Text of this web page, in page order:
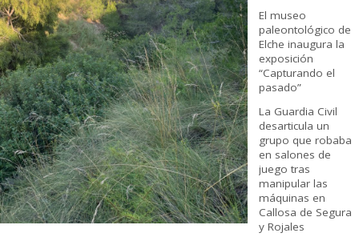
El museo
paleontológico de
Elche inaugura la
exposición
“Capturando el
pasado”
La Guardia Civil
desarticula un
grupo que robaba
en salones de
juego tras
manipular las
máquinas en
Callosa de Segura
y Rojales